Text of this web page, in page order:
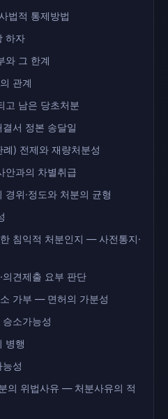
법적 통제방법
하자
와 그 한계
관계
고 남은 당초처분
서 정본 송달일
) 전제와 재량처분성
과의 차별취급
위·정도와 처분의 균형
침익적 처분인지 — 사전통지·
의견제출 요부 판단
가부 — 면허의 가분성
소가능성
병행
성
의 위법사유 — 처분사유의 적